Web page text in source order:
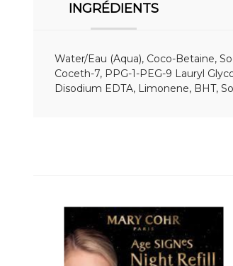
INGRÉDIENTS
Water/Eau (Aqua), Coco-Betaine,
Coceth-7, PPG-1-PEG-9 Lauryl
Disodium EDTA, Limonene, BHT,